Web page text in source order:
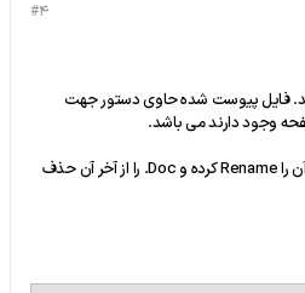
#4
فایل پیوست شده حاوی دستور جهت
توجه : لطفا قبل از استفاده از فایل آن را Rename کرده و Doc. را از آخر آن حذف